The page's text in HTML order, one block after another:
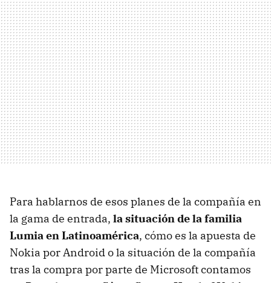
Para hablarnos de esos planes de la compañía en
la gama de entrada, la situación de la familia
Lumia en Latinoamérica, cómo es la apuesta de
Nokia por Android o la situación de la compañía
tras la compra por parte de Microsoft contamos